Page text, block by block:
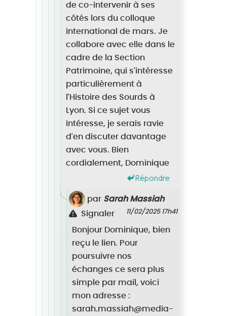
de co-intervenir à ses
côtés lors du colloque
international de mars. Je
collabore avec elle dans le
cadre de la Section
Patrimoine, qui s'intéresse
particulièrement à
l'Histoire des Sourds à
Lyon. Si ce sujet vous
intéresse, je serais ravie
d'en discuter davantage
avec vous. Bien
cordialement, Dominique
Répondre
par Sarah Massiah
11/02/2025 17h41
Signaler
Bonjour Dominique, bien
reçu le lien. Pour
poursuivre nos
échanges ce sera plus
simple par mail, voici
mon adresse :
sarah.massiah@media-